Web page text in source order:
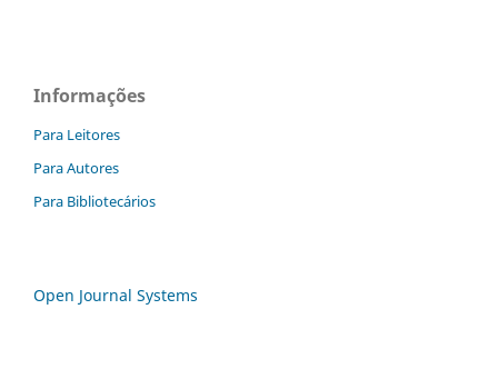
Informações
Para Leitores
Para Autores
Para Bibliotecários
Open Journal Systems